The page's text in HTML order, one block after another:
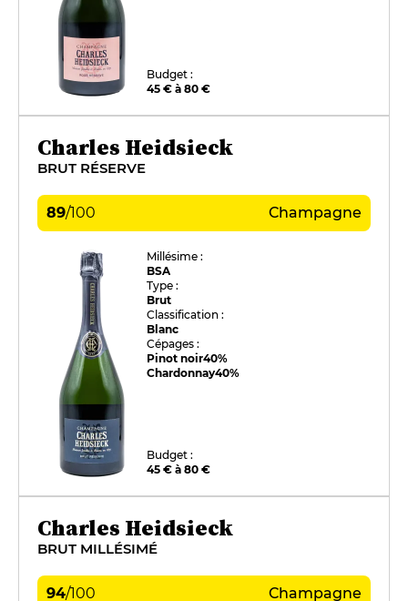
Budget :
45 € à 80 €
Charles Heidsieck
BRUT RÉSERVE
89/100 Champagne
Millésime :
BSA
Type :
Brut
Classification :
Blanc
Cépages :
Pinot noir40%
Chardonnay40%
Budget :
45 € à 80 €
Charles Heidsieck
BRUT MILLÉSIMÉ
94/100 Champagne